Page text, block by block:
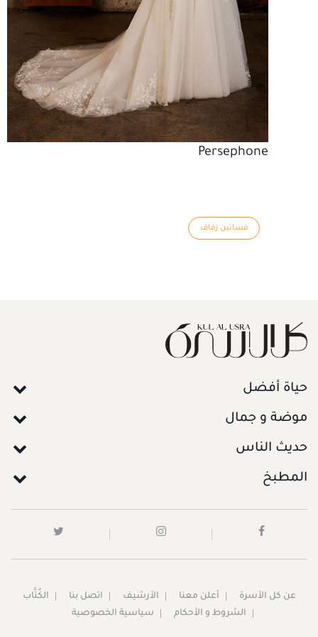
Persephone
فساتين زفاف
حياة أفضل
موضة و جمال
حديث الناس
المطبخ
عن كل الأسرة أعلن معنا الأرشيف اتصل بنا
الكُتَّاب
الشروط و الأحكام
سياسية الخصوصية